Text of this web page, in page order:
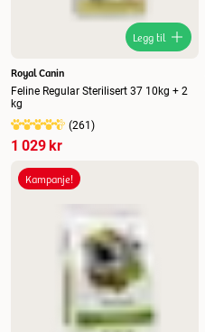
Legg til
Royal Canin
Feline Regular Sterilisert 37 10kg + 2
kg
(261)
1 029 kr
Kampanje!